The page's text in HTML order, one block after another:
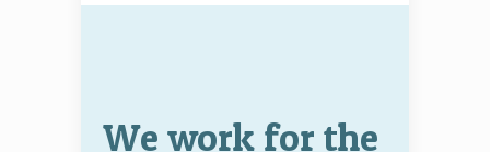
We work for the